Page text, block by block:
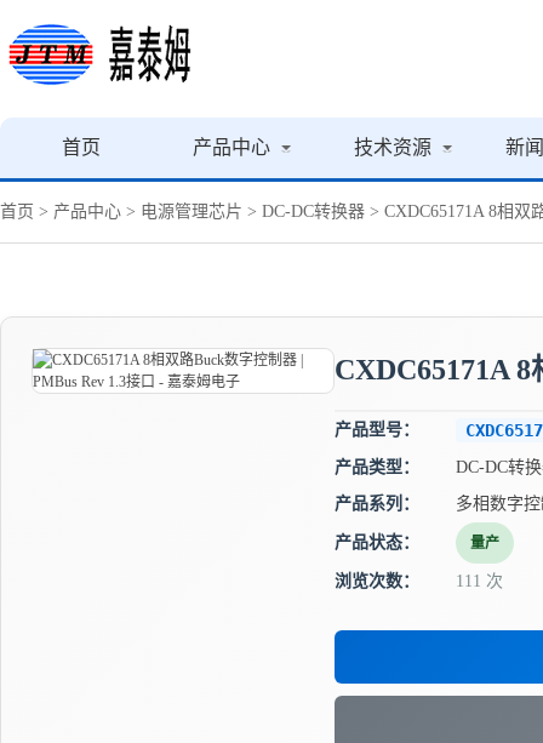
首页 产品中心 技术资源 新
首页 > 产品中心 > 电源管理芯片 > DC-DC转换器 > CXDC65171A 8相双
CXDC65171A
产品型号：
产品类型：
DC-DC转
产品系列：
多相数字
产品状态： 量产
浏览次数： 111 次